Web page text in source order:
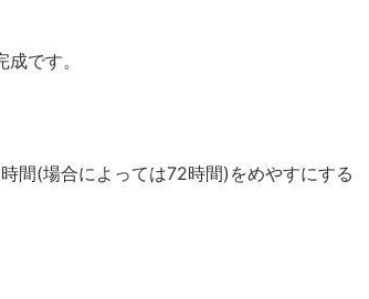
です。
間(場合によっては72時間)をめやすにする